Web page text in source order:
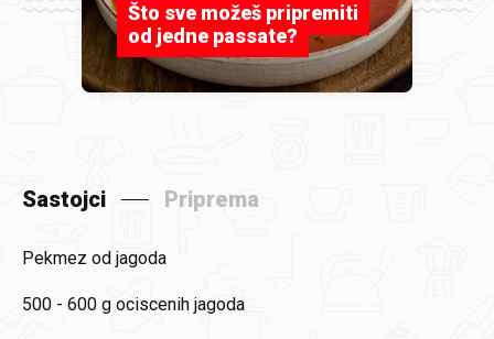
Što sve možeš pripremiti
od jedne passate?
Sastojci Priprema
Pekmez od jagoda
500 - 600 g ociscenih jagoda